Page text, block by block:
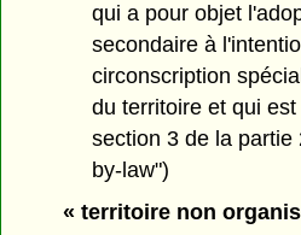
qui a pour objet
secondaire à
circonscription
du territoire et qui
section 3 de la partie
by-law")
« territoire non